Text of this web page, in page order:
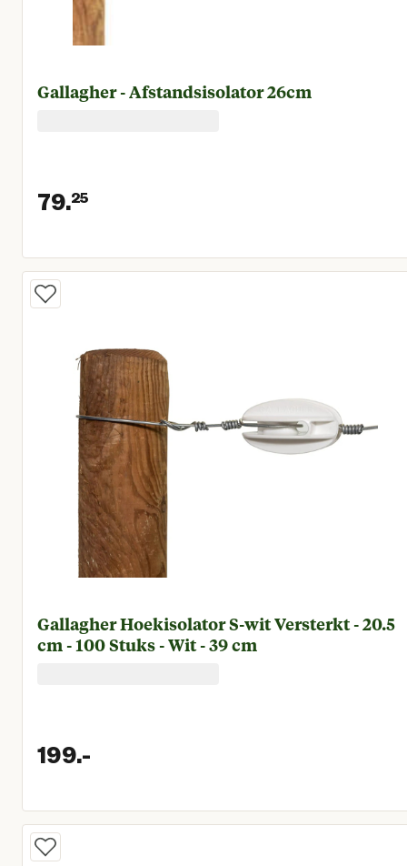
Gallagher - Afstandsisolator 26cm
79.25
Huidige prijs € 79,25
Gallagher Hoekisolator S-wit Versterkt - 20.5
cm - 100 Stuks - Wit - 39 cm
199.-
Huidige prijs € 199,00